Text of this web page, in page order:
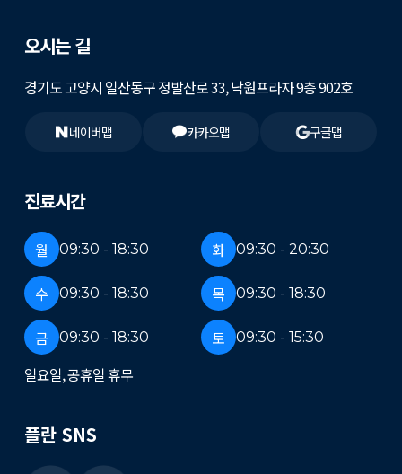
진료시간
월 09:30 - 18:30 화 09:30 - 20:30
수 09:30 - 18:30 목 09:30 - 18:30
금 09:30 - 18:30 토 09:30 - 15:30
일요일, 공휴일 휴무
오시는 길
경기도 고양시 일산동구 정발산로 33, 낙원프라자 9층 902호
네이버맵 카카오맵 구글맵
플란 SNS